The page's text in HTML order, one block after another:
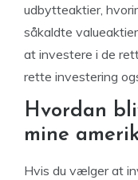
udbytteaktier,
såkaldte
at investere i de
rette investering
Hvordan
mine
Hvis du vælger at